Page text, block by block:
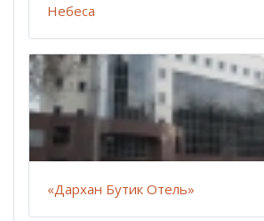
Небеса
«Дархан Бутик Отель»